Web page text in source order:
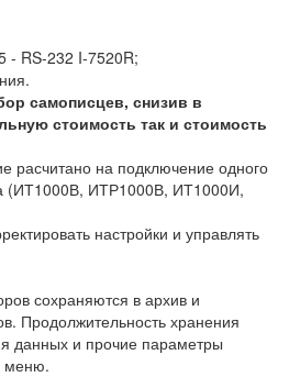
- RS-232 I-7520R;
самописцев, снизив в
стоимость так и стоимость
расчитано на подключение одного
(ИТ1000В, ИТР1000В, ИТ1000И,
настройки и управлять
сохраняются в архив и
Продолжительность хранения
данных и прочие параметры
меню.